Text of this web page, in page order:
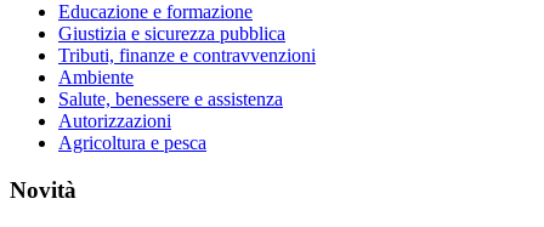
Educazione e formazione
Giustizia e sicurezza pubblica
Tributi, finanze e contravvenzioni
Ambiente
Salute, benessere e assistenza
Autorizzazioni
Agricoltura e pesca
Novità